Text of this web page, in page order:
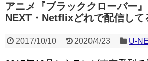
アニメ『ブラッククローバー
NEXT・Netflixどれで配信して
2017/10/10 2020/4/23 U-